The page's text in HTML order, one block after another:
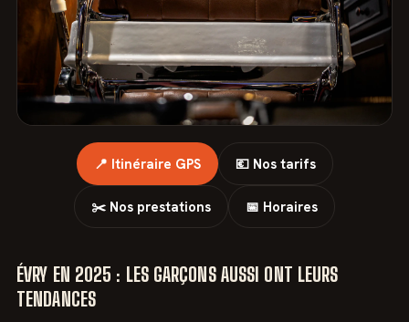
📍 Itinéraire GPS 💶 Nos tarifs
✂️ Nos prestations 📅 Horaires
ÉVRY EN 2025 : LES GARÇONS AUSSI ONT LEURS
TENDANCES